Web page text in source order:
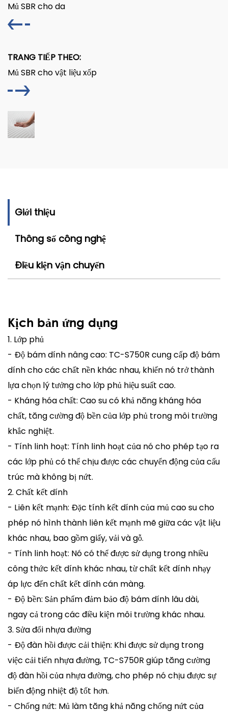
Mủ SBR cho da
TRANG TIẾP THEO:
Mủ SBR cho vật liệu xốp
Giới thiệu
Thông số công nghệ
Điều kiện vận chuyển
Kịch bản ứng dụng
1. Lớp phủ
- Độ bám dính nâng cao: TC-S750R cung cấp độ bám
dính cho các chất nền khác nhau, khiến nó trở thành
lựa chọn lý tưởng cho lớp phủ hiệu suất cao.
- Kháng hóa chất: Cao su có khả năng kháng hóa
chất, tăng cường độ bền của lớp phủ trong môi trường
khắc nghiệt.
- Tính linh hoạt: Tính linh hoạt của nó cho phép tạo ra
các lớp phủ có thể chịu được các chuyển động của cấu
trúc mà không bị nứt.
2. Chất kết dính
- Liên kết mạnh: Đặc tính kết dính của mủ cao su cho
phép nó hình thành liên kết mạnh mẽ giữa các vật liệu
khác nhau, bao gồm giấy, vải và gỗ.
- Tính linh hoạt: Nó có thể được sử dụng trong nhiều
công thức kết dính khác nhau, từ chất kết dính nhạy
áp lực đến chất kết dính cán màng.
- Độ bền: Sản phẩm đảm bảo độ bám dính lâu dài,
ngay cả trong các điều kiện môi trường khác nhau.
3. Sửa đổi nhựa đường
- Độ đàn hồi được cải thiện: Khi được sử dụng trong
việc cải tiến nhựa đường, TC-S750R giúp tăng cường
độ đàn hồi của nhựa đường, cho phép nó chịu được sự
biến động nhiệt độ tốt hơn.
- Chống nứt: Mủ làm tăng khả năng chống nứt của